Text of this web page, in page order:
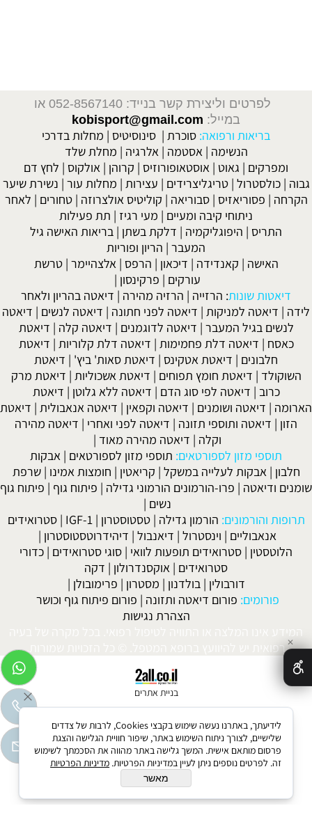
לפרטים וליצירת קשר בנייד: 052-8567140
או
במייל: kobisport@gmail.com
בריאות ורפואה: סוכרת | סינוסיטיס | מחלות בדרכי
הנשימה | אסטמה | אלרגיה | מחלת שלד
ומפרקים | גאוט | אוסטאופורוזיס | קרוהן | אולקוס | לחץ דם
גבוה |כולסטרול |טריגליצרידים | עצירות | מחלות עור | נשירת שיער
הקרחה | פסוריאזיס |סבוריאה | קוליטיס אולצרוזה |טחורים | לאחר
ניתוחי קיבה ומעיים | מעי רגיז | תת פעילות
התריס | היפוגליקמיה | דלקת בשתן | בריאות האישה גיל
המעבר | הריון ופוריות
האישה | קאנדידה | דיכאון | הרפס | אלצהיימר |טרשת
עורקים | פרקינסון |
דיאטות שונות: הרזייה | הרזיה מהירה | דיאטה בהריון ולאחר
לידה | דיאטה למניקות | דיאטה לפני חתונה | דיאטה לנשים | דיאטה
לנשים בגיל המעבר | דיאטה לדוגמנים | דיאטה קלה | דיאטת
כאסח | דיאטה דלת פחמימות | דיאטה דלת קלוריות | דיאטת
חלבונים | דיאטת אטקינס | דיאטת סאות' ביץ' | דיאטת
השוקולד | דיאטת חומץ תפוחים | דיאטת אשכוליות | דיאטת מרק
כרוב | דיאטה לפי סוג הדם | דיאטה ללא גלוטן | דיאטת
הארומה | דיאטה ושומנים | דיאטה וקפאין | דיאטה אנאבולית | דיאטת
הזון | דיאטה ותוספי תזונה | דיאטה לפני ואחרי | דיאטה מהירה
וקלה | דיאטה מהירה מאוד |
תוספי מזון לספורטאים: תוספי מזון לספורטאים | אבקות
חלבון | אבקות לעלייה במשקל | קריאטין | חומצות אמינו |שרפת
שומנים ודיאטה | פרו-הורמונים הורמוני גדילה | פיתוח גוף | פיתוח גוף
נשים |
תרופות והורמונים: הורמון גדילה |טסטוסטרון |
IGF-1
|סטרואידים
אנאבוליים | וינסטרול | דיאנבול | דיהידרוטסטוסטרון |
הלוטסטין | סטרואידים תופעות לוואי | סוגי סטרואידים | כדורי
סטרואידים | אוקסנדרולון | דקה
דורבולין | בולדנון | מסטרון | פרימובולן |
פורומים: פורום דיאטה ותזונה | פורום פיתוח גוף וכושר
הצהרת נגישות
המידע אינו המלצה או התוויה לטיפול רפואי. בכל מקרה של בעיה
רפואית יש להיוועץ ברופא המטפל. © כל הזכויות שמורות.
בניית אתרים
✕
לידיעתך, באתרנו נעשה שימוש בקבצי Cookies, לרבות של צדדים
שלישיים, לצורך ניתוח השימוש באתר, שיפור חוויית הגלישה והצגת
פרסום מותאם אישית. המשך גלישה באתר מהווה את הסכמתך לשימוש
זה. לפרטים נוספים ניתן לעיין במדיניות הפרטיות. מדיניות הפרטיות
מאשר